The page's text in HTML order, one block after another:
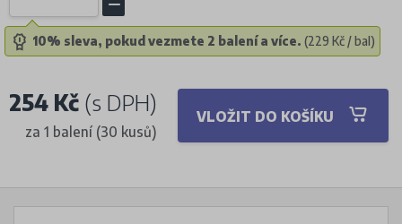
10% sleva, pokud vezmete 2 balení a více. (229 Kč / bal)
254 Kč (s DPH)
za 1 balení (30 kusů)
VLOŽIT DO KOŠÍKU